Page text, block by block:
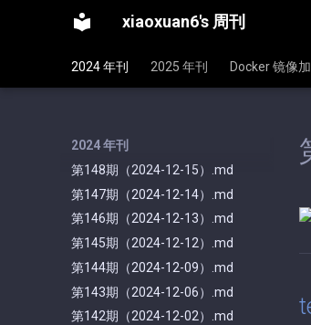
xiaoxuan6's 周刊
2024 年刊 2025 年刊 Docker 镜像
2024 年刊
第148期（2024-12-15）.md
第147期（2024-12-14）.md
第146期（2024-12-13）.md
第145期（2024-12-12）.md
第144期（2024-12-09）.md
第143期（2024-12-06）.md
第142期（2024-12-02）.md